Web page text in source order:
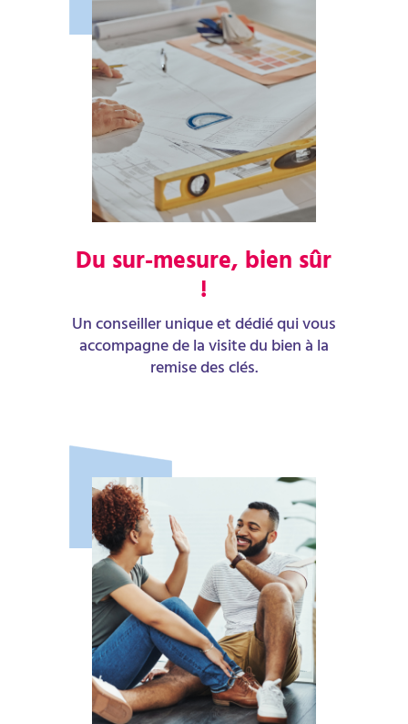
Du sur-mesure, bien sûr
!
Un conseiller unique et dédié qui vous
accompagne de la visite du bien à la
remise des clés.